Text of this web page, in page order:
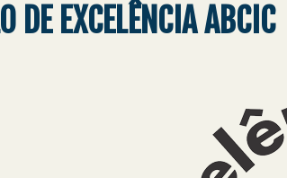
DE EXCELÊNCIA ABCIC